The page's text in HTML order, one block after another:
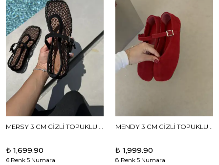
₺ 1,699.90
6 Renk 5 Numara
₺ 1,999.90
8 Renk 5 Numara